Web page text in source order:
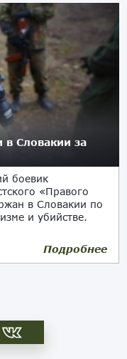
в Словакии за
боевик
«Правого
в Словакии по
и убийстве.
Подробнее